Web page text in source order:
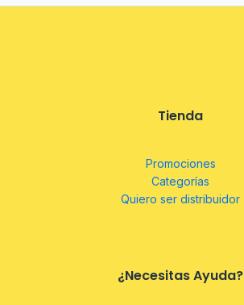
Tienda
Promociones
Categorías
Quiero ser distribuidor
¿Necesitas Ayuda?